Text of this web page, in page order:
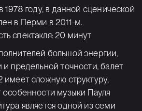
1978 году, в данной сценической
в Перми в 2011-м.
спектакля: 20 минут
большой энергии,
и предельной точности, балет
имеет сложную структуру,
осо­бенности музыки Пауля
являет­ся одной из семи